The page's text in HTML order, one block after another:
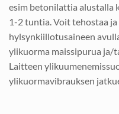
esim betonilattia alustalla
1-2 tuntia. Voit tehostaa
hylsynkiillotusaineen
ylikuorma maissipurua ja/
Laitteen
ylikuormavibrauksen